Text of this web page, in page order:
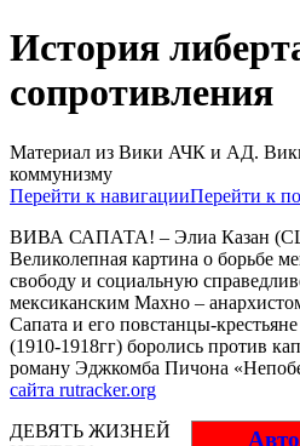
История
сопротивления
Материал из Вики АЧК и АД.
коммунизму
Перейти к навигацииПерейти к
ВИВА САПАТА! – Элиа Казан
Великолепная картина о борьбе
свободу и социальную
мексиканским Махно –
Сапата и его повстанцы-
(1910-1918гг) боролись против
роману Эджкомба Пичона
сайта rutracker.org
ДЕВЯТЬ ЖИЗНЕЙ